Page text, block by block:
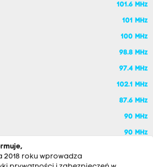
101.6 MHz
101 MHz
100 MHz
98.8 MHz
97.4 MHz
102.1 MHz
87.6 MHz
90 MHz
90 MHz
2018 roku wprowadza